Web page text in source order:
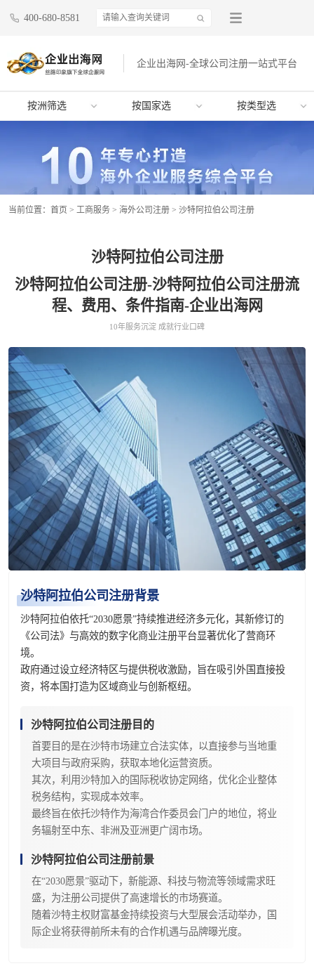
400-680-8581
企业出海网-全球公司注册一站式平台
按洲筛选 按国家选 按类型选
当前位置： 首页 > 工商服务 > 海外公司注册 > 沙特阿拉伯公司注册
沙特阿拉伯公司注册
沙特阿拉伯公司注册-沙特阿拉伯公司注册流
程、费用、条件指南-企业出海网
10年服务沉淀 成就行业口碑
沙特阿拉伯公司注册背景
沙特阿拉伯依托“2030愿景”持续推进经济多元化，其新修订的
《公司法》与高效的数字化商业注册平台显著优化了营商环
境。
政府通过设立经济特区与提供税收激励，旨在吸引外国直接投
资，将本国打造为区域商业与创新枢纽。
沙特阿拉伯公司注册目的
首要目的是在沙特市场建立合法实体，以直接参与当地重
大项目与政府采购，获取本地化运营资质。
其次，利用沙特加入的国际税收协定网络，优化企业整体
税务结构，实现成本效率。
最终旨在依托沙特作为海湾合作委员会门户的地位，将业
务辐射至中东、非洲及亚洲更广阔市场。
沙特阿拉伯公司注册前景
在“2030愿景”驱动下，新能源、科技与物流等领域需求旺
盛，为注册公司提供了高速增长的市场赛道。
随着沙特主权财富基金持续投资与大型展会活动举办，国
际企业将获得前所未有的合作机遇与品牌曝光度。